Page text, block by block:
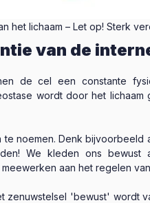
het lichaam – Let op! Sterk
van de
de cel een constante
wordt door het
noemen. Denk
We kleden ons
aan het regelen
zenuwstelsel 'bewust' wordt